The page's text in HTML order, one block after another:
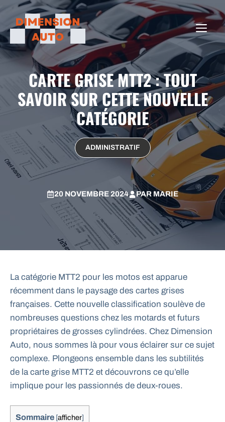
contenu
CARTE GRISE MTT2 : TOUT
SAVOIR SUR CETTE NOUVELLE
CATÉGORIE
ADMINISTRATIF
20 NOVEMBRE 2024 PAR MARIE
La catégorie MTT2 pour les motos est apparue
récemment dans le paysage des cartes grises
françaises. Cette nouvelle classification soulève de
nombreuses questions chez les motards et futurs
propriétaires de grosses cylindrées. Chez Dimension
Auto, nous sommes là pour vous éclairer sur ce sujet
complexe. Plongeons ensemble dans les subtilités
de la carte grise MTT2 et découvrons ce qu’elle
implique pour les passionnés de deux-roues.
Sommaire [afficher]